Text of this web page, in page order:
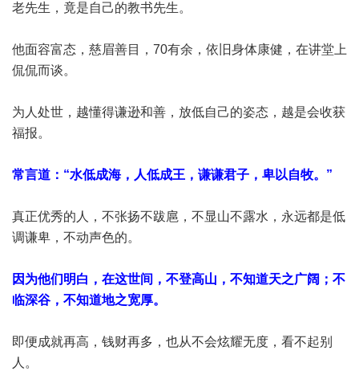
老先生，竟是自己的教书先生。
他面容富态，慈眉善目，70有余，依旧身体康健，在讲堂上
侃侃而谈。
为人处世，越懂得谦逊和善，放低自己的姿态，越是会收获
福报。
常言道：“水低成海，人低成王，谦谦君子，卑以自牧。”
真正优秀的人，不张扬不跋扈，不显山不露水，永远都是低
调谦卑，不动声色的。
因为他们明白，在这世间，不登高山，不知道天之广阔；不
临深谷，不知道地之宽厚。
即便成就再高，钱财再多，也从不会炫耀无度，看不起别
人。